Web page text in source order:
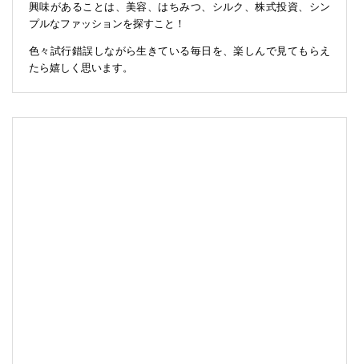
興味があることは、美容、はちみつ、シルク、株式投資、シン
プルなファッションを探すこと！
色々試行錯誤しながら生きている毎日を、楽しんで見てもらえ
たら嬉しく思います。